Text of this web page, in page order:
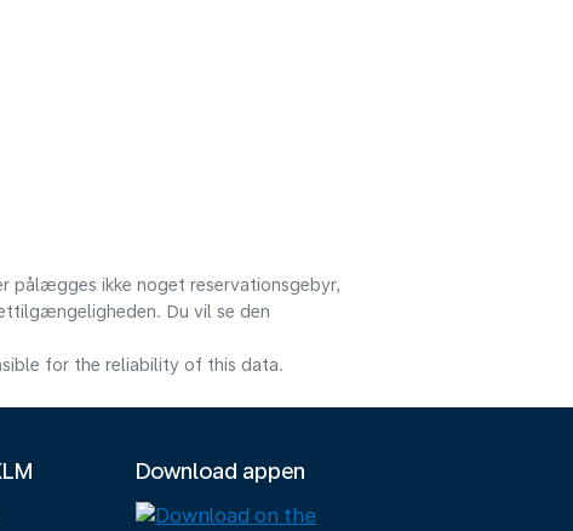
pålægges ikke noget reservationsgebyr,
Du vil se den
for the reliability of this data.
Download appen